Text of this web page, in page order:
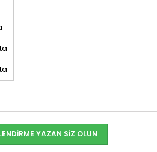
YAZAN SIZ OLUN